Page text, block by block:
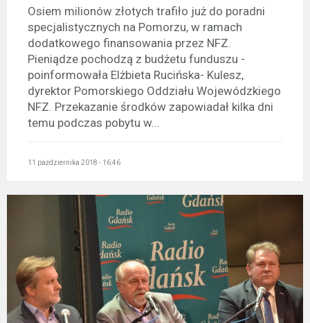
Osiem milionów złotych trafiło już do poradni
specjalistycznych na Pomorzu, w ramach
dodatkowego finansowania przez NFZ.
Pieniądze pochodzą z budżetu funduszu -
poinformowała Elżbieta Rucińska- Kulesz,
dyrektor Pomorskiego Oddziału Wojewódzkiego
NFZ. Przekazanie środków zapowiadał kilka dni
temu podczas pobytu w...
11 października 2018 - 16:46